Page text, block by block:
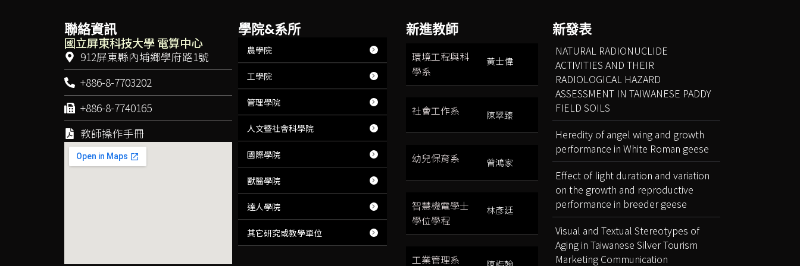
聯絡資訊
國立屏東科技大學 電算中心
912屏東縣內埔鄉學府路1號
+886-8-7703202
+886-8-7740165
教師操作手冊
學院&系所
農學院
工學院
管理學院
人文暨社會科學院
國際學院
獸醫學院
達人學院
其它研究或教學單位
新進教師
環境工程與科
學系
黃士偉
社會工作系 陳翠臻
幼兒保育系 曾鴻家
智慧機電學士
學位學程
林彥廷
工業管理系
新發表
NATURAL RADIONUCLIDE
ACTIVITIES AND THEIR
RADIOLOGICAL HAZARD
ASSESSMENT IN TAIWANESE PADDY
FIELD SOILS
Heredity of angel wing and growth
performance in White Roman geese
Effect of light duration and variation
on the growth and reproductive
performance in breeder geese
Visual and Textual Stereotypes of
Aging in Taiwanese Silver Tourism
Marketing Communication